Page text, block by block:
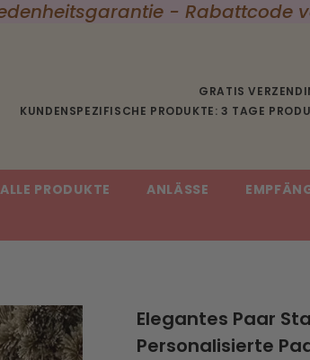
- Rabattcode
GRATIS
KUNDENSPEZIFISCHE PRODUKTE: 3 TAGE
ALLE PRODUKTE ANLÄSSE
Elegantes Paar
Personalisierte